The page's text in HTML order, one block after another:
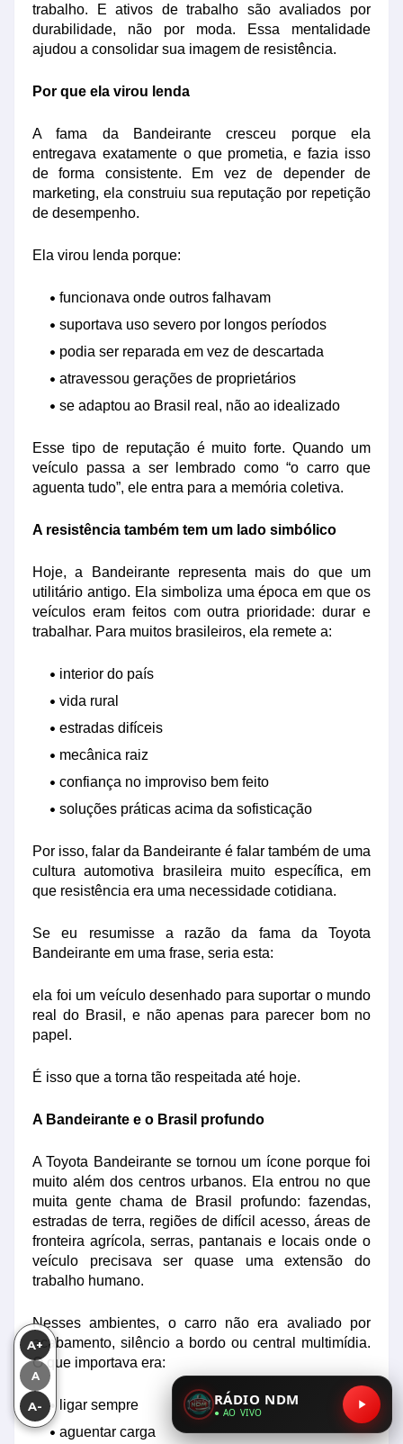
RÁDIO NDM
● AO VIVO
trabalho. E ativos de trabalho são avaliados por
durabilidade, não por moda. Essa mentalidade
ajudou a consolidar sua imagem de resistência.
Por que ela virou lenda
A fama da Bandeirante cresceu porque ela
entregava exatamente o que prometia, e fazia isso
de forma consistente. Em vez de depender de
marketing, ela construiu sua reputação por repetição
de desempenho.
Ela virou lenda porque:
funcionava onde outros falhavam
suportava uso severo por longos períodos
podia ser reparada em vez de descartada
atravessou gerações de proprietários
se adaptou ao Brasil real, não ao idealizado
Esse tipo de reputação é muito forte. Quando um
veículo passa a ser lembrado como “o carro que
aguenta tudo”, ele entra para a memória coletiva.
A resistência também tem um lado simbólico
Hoje, a Bandeirante representa mais do que um
utilitário antigo. Ela simboliza uma época em que os
veículos eram feitos com outra prioridade: durar e
trabalhar. Para muitos brasileiros, ela remete a:
interior do país
vida rural
estradas difíceis
mecânica raiz
confiança no improviso bem feito
soluções práticas acima da sofisticação
Por isso, falar da Bandeirante é falar também de uma
cultura automotiva brasileira muito específica, em
que resistência era uma necessidade cotidiana.
Se eu resumisse a razão da fama da Toyota
Bandeirante em uma frase, seria esta:
ela foi um veículo desenhado para suportar o mundo
real do Brasil, e não apenas para parecer bom no
papel.
É isso que a torna tão respeitada até hoje.
A Bandeirante e o Brasil profundo
A Toyota Bandeirante se tornou um ícone porque foi
muito além dos centros urbanos. Ela entrou no que
muita gente chama de Brasil profundo: fazendas,
estradas de terra, regiões de difícil acesso, áreas de
fronteira agrícola, serras, pantanais e locais onde o
veículo precisava ser quase uma extensão do
trabalho humano.
Nesses ambientes, o carro não era avaliado por
acabamento, silêncio a bordo ou central multimídia.
O que importava era:
ligar sempre
aguentar carga
A+
A
A-